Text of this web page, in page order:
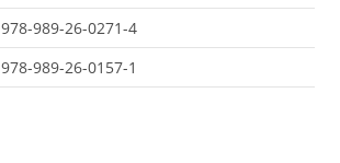
978-989-26-0271-4
978-989-26-0157-1